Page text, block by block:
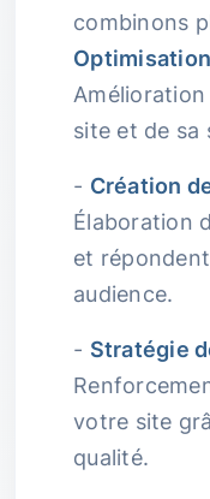
combinons
site et de sa
- Création
Élaboration
et
audience.
- Stratégie
votre site
qualité.